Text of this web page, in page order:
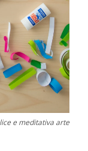
e meditativa arte